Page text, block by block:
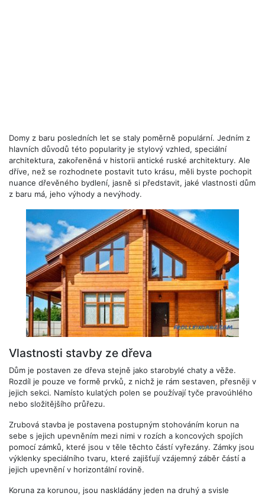
Domy z baru posledních let se staly poměrně populární. Jedním z
hlavních důvodů této popularity je stylový vzhled, speciální
architektura, zakořeněná v historii antické ruské architektury. Ale
dříve, než se rozhodnete postavit tuto krásu, měli byste pochopit
nuance dřevěného bydlení, jasně si představit, jaké vlastnosti dům
z baru má, jeho výhody a nevýhody.
Vlastnosti stavby ze dřeva
Dům je postaven ze dřeva stejně jako starobylé chaty a věže.
Rozdíl je pouze ve formě prvků, z nichž je rám sestaven, přesněji v
jejich sekci. Namísto kulatých polen se používají tyče pravoúhlého
nebo složitějšího průřezu.
Zrubová stavba je postavena postupným stohováním korun na
sebe s jejich upevněním mezi nimi v rozích a koncových spojích
pomocí zámků, které jsou v těle těchto částí vyřezány. Zámky jsou
výklenky speciálního tvaru, které zajišťují vzájemný záběr částí a
jejich upevnění v horizontální rovině.
Koruna za korunou, jsou naskládány jeden na druhý a svisle